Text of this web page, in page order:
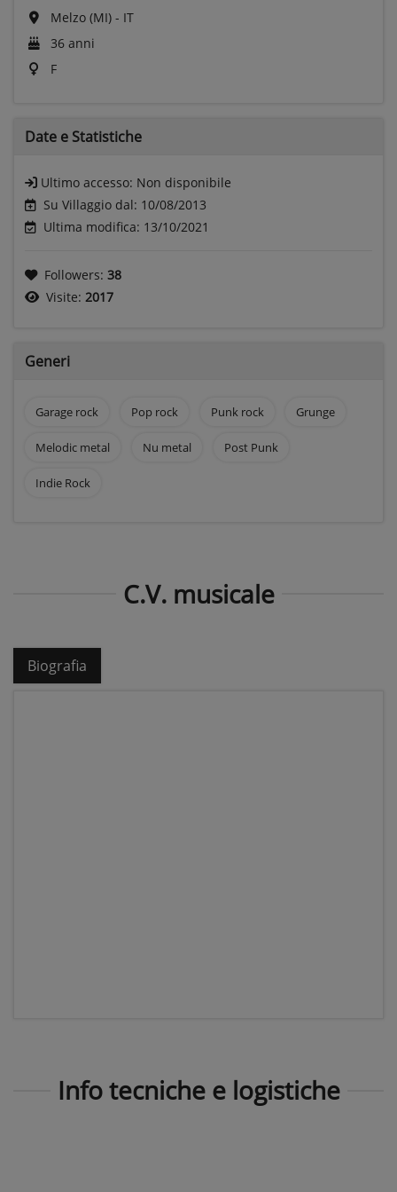
Melzo (MI) - IT
36 anni
F
Date e Statistiche
Ultimo accesso: Non disponibile
Su Villaggio dal: 10/08/2013
Ultima modifica: 13/10/2021
Followers: 38
Visite: 2017
Generi
Garage rock Pop rock Punk rock Grunge
Melodic metal Nu metal Post Punk
Indie Rock
C.V. musicale
Biografia
Info tecniche e logistiche